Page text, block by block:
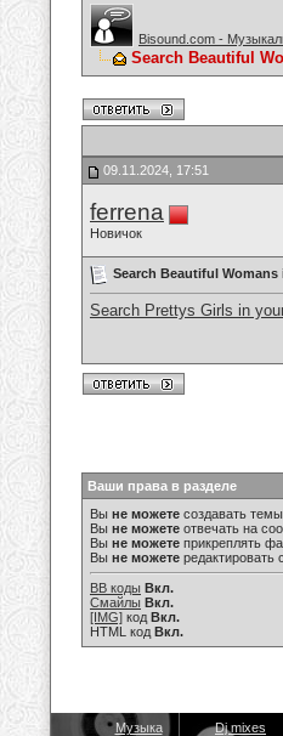
Bisound.com -
Search Beautiful
09.11.2024, 17:51
ferrena
Новичок
Search Beautiful
Search Prettys Girls in
Ваши права в разделе
Вы не можете создавать темы
Вы не можете отвечать на
Вы не можете прикреплять
Вы не можете редактировать
BB коды Вкл.
Смайлы Вкл.
[IMG] код Вкл.
HTML код Вкл.
Музыка Dj mixes